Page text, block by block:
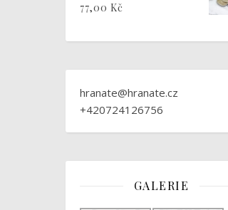
77,00 Kč
hranate@hranate.cz
+420724126756
GALERIE